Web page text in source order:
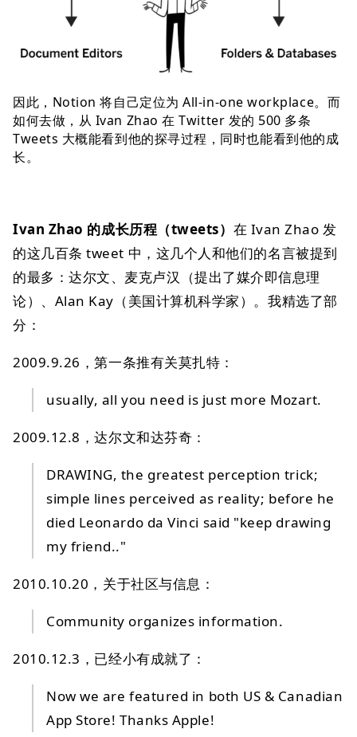
因此，Notion 将自己定位为 All-in-one workplace。而
如何去做，从 Ivan Zhao 在 Twitter 发的 500 多条
Tweets 大概能看到他的探寻过程，同时也能看到他的成
长。
Ivan Zhao 的成长历程（tweets） 在 Ivan Zhao 发
的这几百条 tweet 中，这几个人和他们的名言被提到
的最多：达尔文、麦克卢汉（提出了媒介即信息理
论）、Alan Kay（美国计算机科学家）。我精选了部
分：
2009.9.26，第一条推有关莫扎特：
usually, all you need is just more Mozart.
2009.12.8，达尔文和达芬奇：
DRAWING, the greatest perception trick;
simple lines perceived as reality; before he
died Leonardo da Vinci said "keep drawing
my friend.."
2010.10.20，关于社区与信息：
Community organizes information.
2010.12.3，已经小有成就了：
Now we are featured in both US & Canadian
App Store! Thanks Apple!